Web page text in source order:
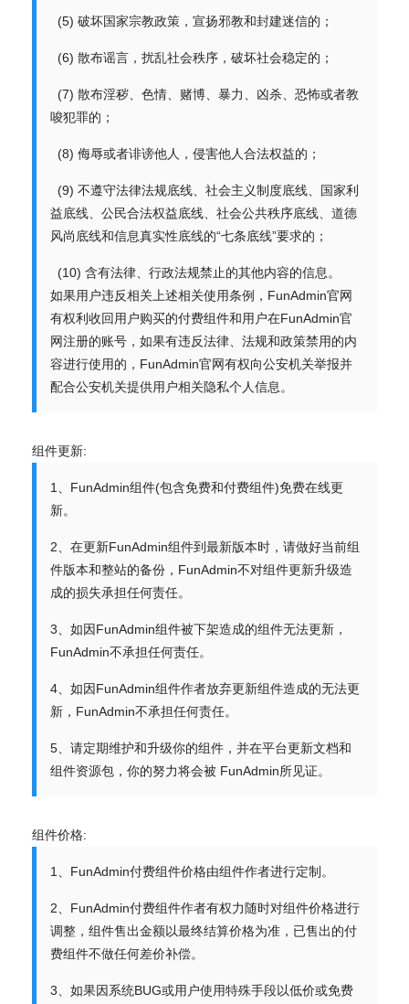
(5) 破坏国家宗教政策，宣扬邪教和封建迷信的；
(6) 散布谣言，扰乱社会秩序，破坏社会稳定的；
(7) 散布淫秽、色情、赌博、暴力、凶杀、恐怖或者教
唆犯罪的；
(8) 侮辱或者诽谤他人，侵害他人合法权益的；
(9) 不遵守法律法规底线、社会主义制度底线、国家利
益底线、公民合法权益底线、社会公共秩序底线、道德
风尚底线和信息真实性底线的“七条底线”要求的；
(10) 含有法律、行政法规禁止的其他内容的信息。
如果用户违反相关上述相关使用条例，FunAdmin官网
有权利收回用户购买的付费组件和用户在FunAdmin官
网注册的账号，如果有违反法律、法规和政策禁用的内
容进行使用的，FunAdmin官网有权向公安机关举报并
配合公安机关提供用户相关隐私个人信息。
组件更新:
1、FunAdmin组件(包含免费和付费组件)免费在线更
新。
2、在更新FunAdmin组件到最新版本时，请做好当前组
件版本和整站的备份，FunAdmin不对组件更新升级造
成的损失承担任何责任。
3、如因FunAdmin组件被下架造成的组件无法更新，
FunAdmin不承担任何责任。
4、如因FunAdmin组件作者放弃更新组件造成的无法更
新，FunAdmin不承担任何责任。
5、请定期维护和升级你的组件，并在平台更新文档和
组件资源包，你的努力将会被 FunAdmin所见证。
组件价格:
1、FunAdmin付费组件价格由组件作者进行定制。
2、FunAdmin付费组件作者有权力随时对组件价格进行
调整，组件售出金额以最终结算价格为准，已售出的付
费组件不做任何差价补偿。
3、如果因系统BUG或用户使用特殊手段以低价或免费